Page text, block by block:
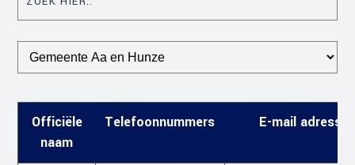
Officiële
naam
Telefoonnummers E-mail adressen